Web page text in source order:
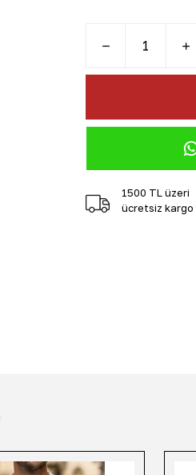
1500 TL üzeri
ücretsiz kargo